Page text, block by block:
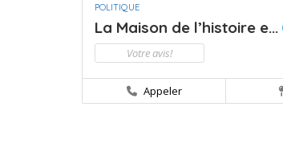
POLITIQUE
La Maison de l’histoire e...
Votre avis!
Appeler